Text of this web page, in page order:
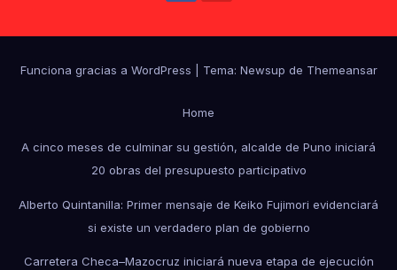
Funciona gracias a WordPress Tema: Newsup de Themeansar
Home
A cinco meses de culminar su gestión, alcalde de Puno iniciará
20 obras del presupuesto participativo
Alberto Quintanilla: Primer mensaje de Keiko Fujimori evidenciará
si existe un verdadero plan de gobierno
Carretera Checa–Mazocruz iniciará nueva etapa de ejecución